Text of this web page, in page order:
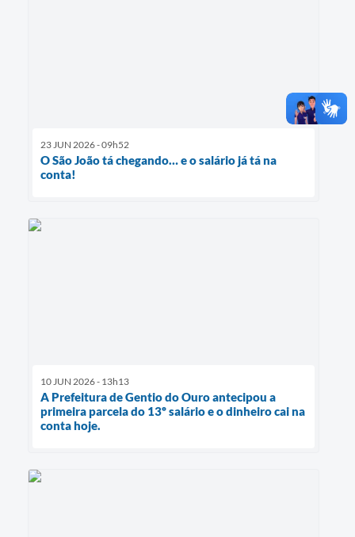
23 JUN 2026 - 09h52
O São João tá chegando… e o salário já tá na
conta!
10 JUN 2026 - 13h13
A Prefeitura de Gentio do Ouro antecipou a
primeira parcela do 13º salário e o dinheiro cai na
conta hoje.